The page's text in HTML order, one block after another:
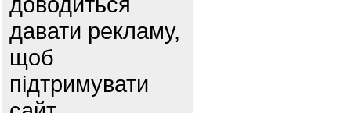
давати рекламу,
щоб
підтримувати